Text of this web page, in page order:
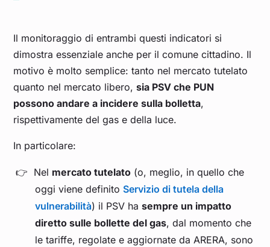
Il monitoraggio di entrambi questi indicatori si
dimostra essenziale anche per il comune cittadino. Il
motivo è molto semplice: tanto nel mercato tutelato
quanto nel mercato libero,sia PSV che PUN
possono andare a incidere sulla bolletta,
rispettivamente del gas e della luce.
In particolare:
Nel mercato tutelato (o, meglio, in quello che
oggi viene definito Servizio di tutela della
vulnerabilità) il PSV hasempre un impatto
diretto sulle bollette del gas, dal momento che
le tariffe, regolate e aggiornate da ARERA, sono